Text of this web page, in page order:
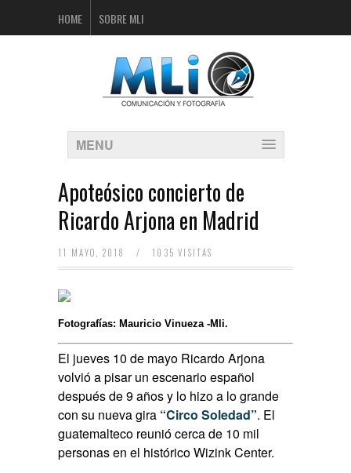
HOME SOBRE MLI
MENU
Apoteósico concierto de
Ricardo Arjona en Madrid
11 MAYO, 2018 / 1035 VISITAS
Fotografías: Mauricio Vinueza -Mli.
El jueves 10 de mayo Ricardo Arjona
volvió a pisar un escenario español
después de 9 años y lo hizo a lo grande
con su nueva gira “Circo Soledad”. El
guatemalteco reunió cerca de 10 mil
personas en el histórico Wizink Center.